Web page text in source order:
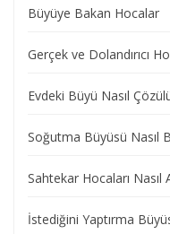
Büyüye Bakan Hocalar
Gerçek ve Dolandırıcı
Evdeki Büyü Nasıl
Soğutma Büyüsü Nasıl
Sahtekar Hocaları Nasıl
İstediğini Yaptırma